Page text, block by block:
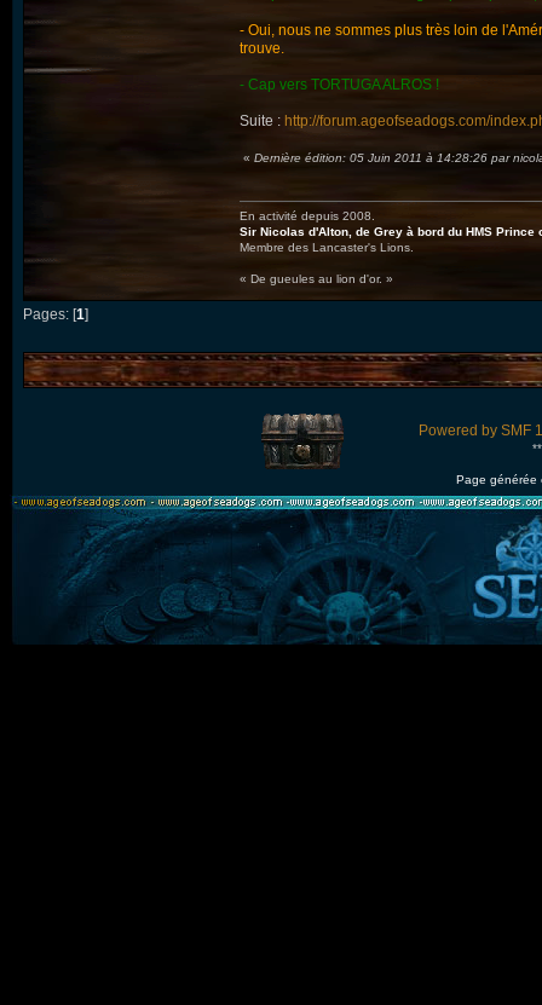
- Oui, nous ne sommes plus très loin de
trouve.
- Cap vers TORTUGA ALROS !
Suite : http://forum.ageofseadogs.com/
« Dernière édition: 05 Juin 2011 à 14:28:26 par
En activité depuis 2008.
Sir Nicolas d'Alton, de Grey à bord du HMS Prince
Membre des Lancaster's Lions.
« De gueules au lion d'or. »
Pages: [1]
Powered by SMF
Page générée